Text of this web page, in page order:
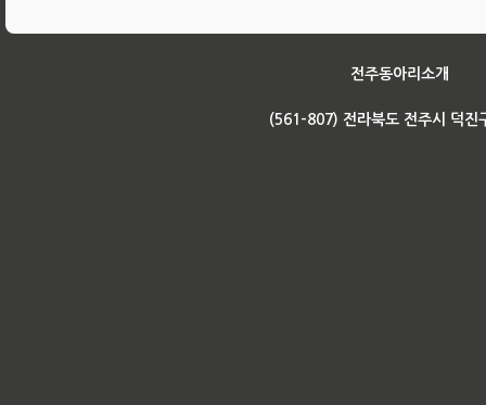
전주동아리소개
(561-807) 전라북도 전주시 덕진